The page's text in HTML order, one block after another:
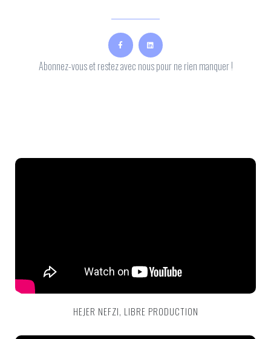
Abonnez-vous et restez avec nous pour ne rien manquer !
HEJER NEFZI, LIBRE PRODUCTION